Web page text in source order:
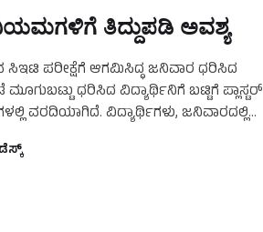
ತಿದ್ದುಪಡಿ ಅವಶ್ಯ
ಸಿಇಟಿ ಪರೀಕ್ಷೆಗೆ ಆಗಮಿಸಿದ್ಧ ಜನಿವಾರ ಧರಿಸಿದ
ಧರಿಸಿದ ವಿದ್ಯಾರ್ಥಿನಿಗೆ ಬಟ್ಟಿಗೆ ಪ್ಲಾಸ್ಟರ್
ವರದಿಯಾಗಿದೆ. ವಿದ್ಯಾರ್ಥಿಗಳು, ಜನಿವಾರದಲ್ಲಿ